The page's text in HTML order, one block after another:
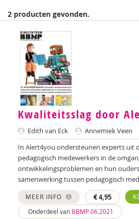
Siela Ardjosemito-Jethoe
Chantal Ariens
Nicole van Asten
Diverse auteurs
Anne-Floor Bakker
Miriam Barendregt
Ana del Barrio Saiz
Rina Bartels
Zeina Bassa
Laura Batstra
Rebecca Beck
2 producten gevonden.
Kwaliteitsslag door
Edith van Eck
Annemiek Veen
In Alert4you ondersteunen experts uit
pedagogisch medewerkers in de
ontwikkelingsproblemen en hun
samenwerking tussen pedagogisch
MEER INFO €4,95
Onderdeel van BBMP 06.2021